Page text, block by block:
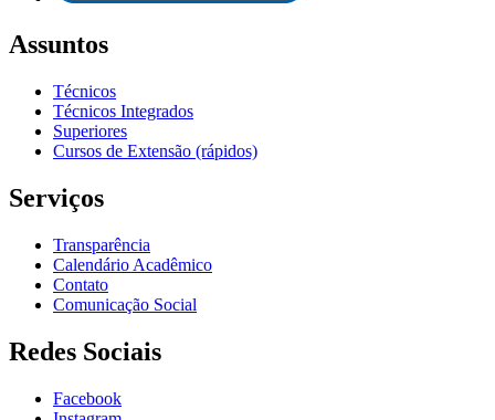
Assuntos
Técnicos
Técnicos Integrados
Superiores
Cursos de Extensão (rápidos)
Serviços
Transparência
Calendário Acadêmico
Contato
Comunicação Social
Redes Sociais
Facebook